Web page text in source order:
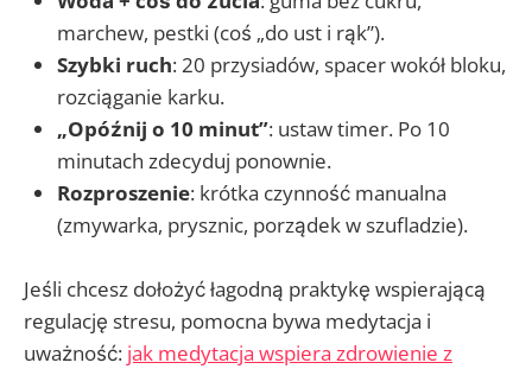
marchew, pestki (coś „do ust i rąk”).
Szybki ruch: 20 przysiadów, spacer wokół bloku,
rozciąganie karku.
„Opóźnij o 10 minut”: ustaw timer. Po 10
minutach zdecyduj ponownie.
Rozproszenie: krótka czynność manualna
(zmywarka, prysznic, porządek w szufladzie).
Jeśli chcesz dołożyć łagodną praktykę wspierającą
regulację stresu, pomocna bywa medytacja i
uważność: jak medytacja wspiera zdrowienie z